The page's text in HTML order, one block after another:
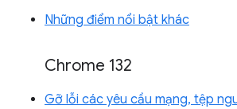
Những điểm nổi bật khác
Chrome 132
Gỡ lỗi các yêu cầu mạng, tệp